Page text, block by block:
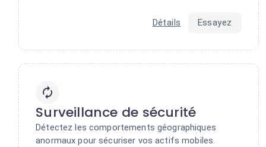
Détails Essayez
Surveillance de sécurité
Détectez les comportements géographiques
anormaux pour sécuriser vos actifs mobiles.